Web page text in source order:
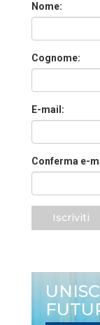
Nome:
Cognome:
E-mail:
Conferma e-
Iscriviti